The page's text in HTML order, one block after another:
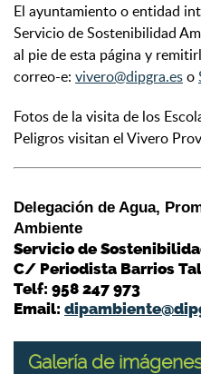
El ayuntamiento o entidad
Servicio de Sostenibilidad
al pie de esta página y
correo-e: vivero@dipgra.eso
Fotos de la visita de los
Peligros visitan el Vivero
Delegación de Agua,
Ambiente
Servicio de
C/ Periodista Barrios
Telf: 958 247 973
Email:
Galería de